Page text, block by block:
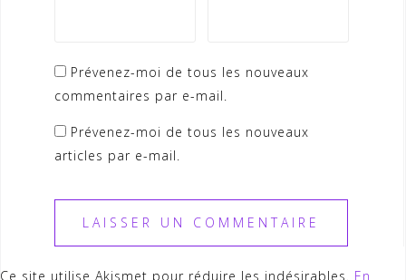
Prévenez-moi de tous les nouveaux
commentaires par e-mail.
Prévenez-moi de tous les nouveaux
articles par e-mail.
Ce site utilise Akismet pour réduire les indésirables. En